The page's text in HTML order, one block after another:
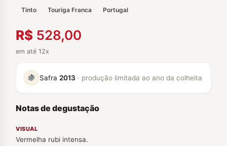
Tinto Touriga Franca Portugal
R$ 528,00
em até 12x
🍇 Safra 2013 · produção limitada ao ano da colheita
Notas de degustação
VISUAL
Vermelha rubi intensa.